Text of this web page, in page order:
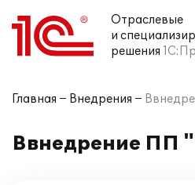
Отраслевые
и
решения
Главная Внедрения
Ввнедрение ПП